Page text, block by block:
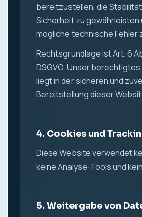
bereitzustellen, die
Sicherheit zu gewährleisten
mögliche technische Fehler
Rechtsgrundlage ist Art. 6
DSGVO. Unser
liegt in der sicheren und
Bereitstellung dieser
4. Cookies und
Diese Website verwendet
keine Analyse-Tools und
5. Weitergabe von